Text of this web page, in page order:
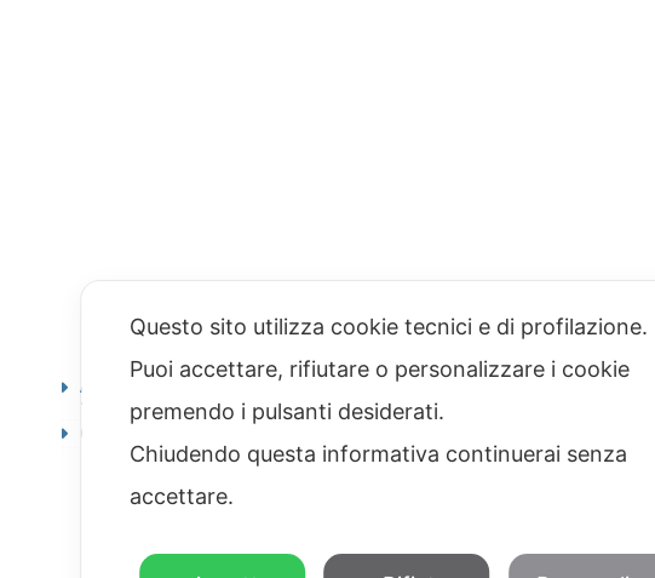
Amministrazione
trasparente
Codice etico
Cookie policy
Questo sito utilizza cookie tecnici e di profilazione.
Puoi accettare, rifiutare o personalizzare i cookie
premendo i pulsanti desiderati.
Chiudendo questa informativa continuerai senza
accettare.